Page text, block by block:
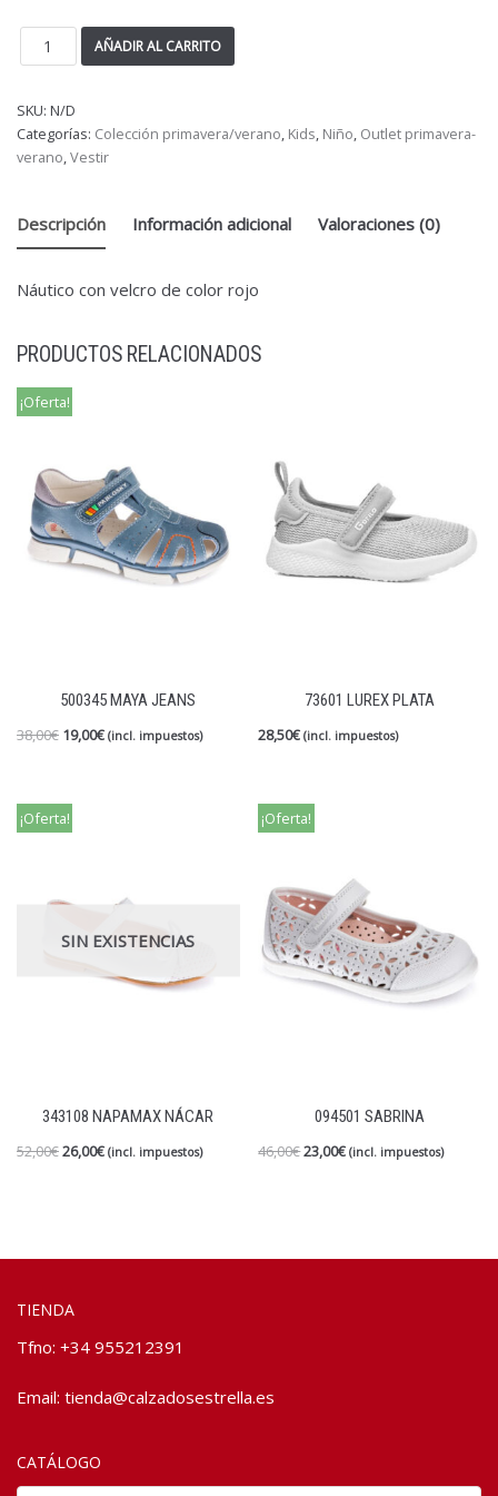
AÑADIR AL CARRITO
SKU: N/D
Categorías: Colección primavera/verano, Kids, Niño, Outlet primavera-
verano,Vestir
Descripción Información adicional Valoraciones (0)
Náutico con velcro de color rojo
PRODUCTOS RELACIONADOS
¡Oferta!
500345 MAYA JEANS
38,00€ 19,00€ (incl. impuestos)
73601 LUREX PLATA
28,50€ (incl. impuestos)
SIN EXISTENCIAS
¡Oferta!
343108 NAPAMAX NÁCAR
52,00€26,00€ (incl. impuestos)
¡Oferta!
094501 SABRINA
46,00€23,00€ (incl. impuestos)
TIENDA
Tfno: +34 955212391
Email: tienda@calzadosestrella.es
CATÁLOGO